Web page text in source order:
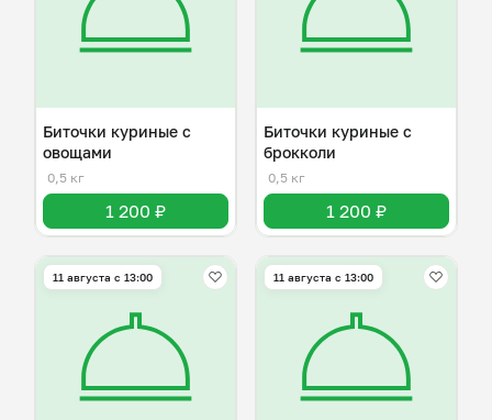
Биточки куриные с
овощами
0,5 кг
1 200 ₽
Биточки куриные с
брокколи
0,5 кг
1 200 ₽
11 августа с 13:00 11 августа с 13:00